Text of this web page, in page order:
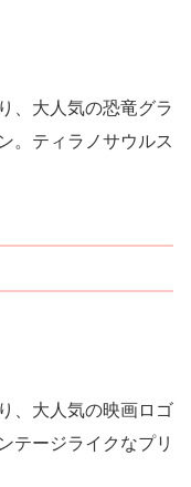
、大人気の恐竜グラ
。ティラノサウルス
、大人気の映画ロゴ
テージライクなプリ